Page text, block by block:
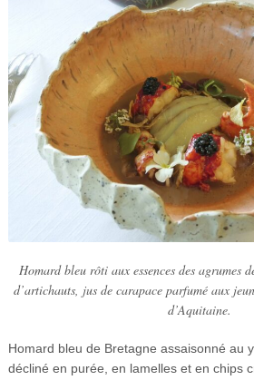
Homard bleu rôti aux essences des agrumes
d’artichauts, jus de carapace parfumé aux
d’Aquitaine.
Homard bleu de Bretagne assaisonné au
décliné en purée, en lamelles et en chips